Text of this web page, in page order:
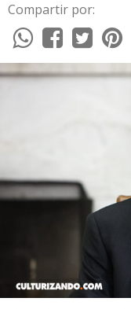
VIDA
SOCIEDAD
Compartir por: